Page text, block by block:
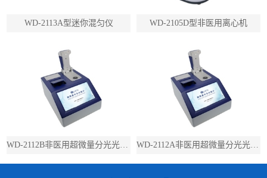
WD-2113A型迷你混匀仪 WD-2105D型非医用离心机
WD-2112B非医用超微量分光光度计（带荧光） WD-2112A非医用超微量分光光度计（不带荧光）